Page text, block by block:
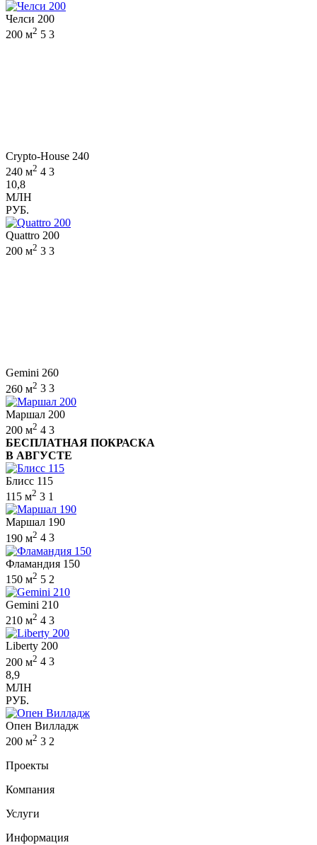
Челси 200
200 м2 5 3
Crypto-House 240
240 м2 4 3
10,8
МЛН
РУБ.
Quattro 200
200 м2 3 3
Gemini 260
260 м2 3 3
Маршал 200
200 м2 4 3
БЕСПЛАТНАЯ ПОКРАСКА
В АВГУСТЕ
Блисс 115
115 м2 3 1
Маршал 190
190 м2 4 3
Фламандия 150
150 м2 5 2
Gemini 210
210 м2 4 3
Liberty 200
200 м2 4 3
8,9
МЛН
РУБ.
Опен Вилладж
200 м2 3 2
Проекты
Компания
Услуги
Информация